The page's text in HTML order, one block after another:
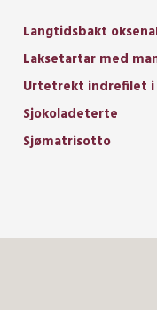
Langtidsbakt
Laksetartar med
Urtetrekt indrefilet i
Sjokoladeterte
Sjømatrisotto